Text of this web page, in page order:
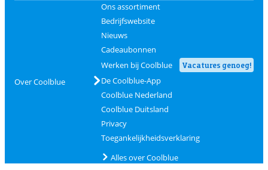
Over Coolblue
Ons assortiment
Bedrijfswebsite
Nieuws
Cadeaubonnen
Werken bij Coolblue
Vacatures genoeg!
De Coolblue-App
Coolblue Nederland
Coolblue Duitsland
Privacy
Toegankelijkheidsverklaring
Alles over Coolblue